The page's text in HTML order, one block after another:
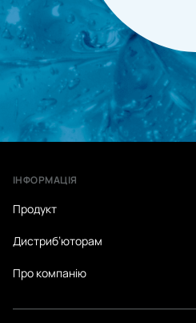
ІНФОРМАЦІЯ
Продукт
Дистриб’юторам
Про компанію